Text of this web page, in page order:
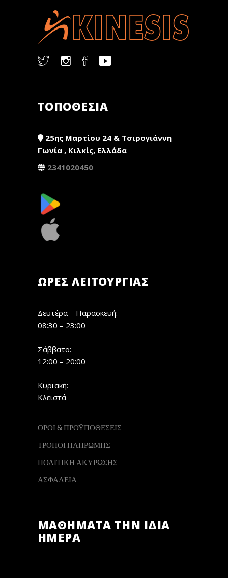
ΤΟΠΟΘΕΣΙΑ
25ης Μαρτίου 24 & Τσιρογιάννη
Γωνία , Κιλκίς, Ελλάδα
2341020450
ΏΡΕΣ ΛΕΙΤΟΥΡΓΊΑΣ
Δευτέρα – Παρασκευή:
08:30 – 23:00
Σάββατο:
12:00 – 20:00
Κυριακή:
Κλειστά
ΟΡΟΙ & ΠΡΟΫΠΟΘΕΣΕΙΣ
ΤΡΟΠΟΙ ΠΛΗΡΩΜΗΣ
ΠΟΛΙΤΙΚΗ ΑΚΥΡΩΣΗΣ
ΑΣΦΑΛΕΙΑ
ΜΑΘΗΜΑΤΑ ΤΗΝ ΙΔΙΑ
ΗΜΕΡΑ